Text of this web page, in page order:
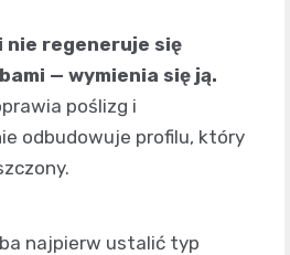
regeneruje się
— wymienia się ją.
poślizg i
odbudowuje profilu, który
najpierw ustalić typ